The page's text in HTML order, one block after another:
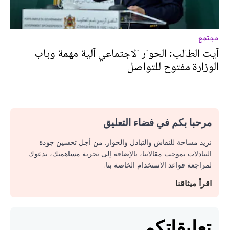
مجتمع
آيت الطالب: الحوار الاجتماعي آلية مهمة وباب
الوزارة مفتوح للتواصل
مرحبا بكم في فضاء التعليق
نريد مساحة للنقاش والتبادل والحوار. من أجل تحسين جودة
التبادلات بموجب مقالاتنا، بالإضافة إلى تجربة مساهمتك، ندعوك
لمراجعة قواعد الاستخدام الخاصة بنا.
اقرأ ميثاقنا